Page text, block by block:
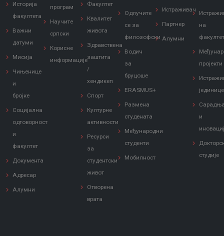
Историја
факултета
Важни
датуми
Мисија
Чињенице
и
бројке
Социјална
одговорност
и
факултет
Документа
Адресар
Алумни
програм
Научите
српски
Корисне
информације
Факултет
Квалитет
живота
Здравствена
заштита
/
хендикеп
Спорт
Културне
активности
Ресурси
за
студентски
живот
Отворена
врата
Одлучите
се за
филозофски
Водич
за
бруцоше
ERASMUS+
Размена
студената
Међународни
студенти
Мобилност
Истраживач
Партнер
Алумни
на
пројекти
јединице
и
студије